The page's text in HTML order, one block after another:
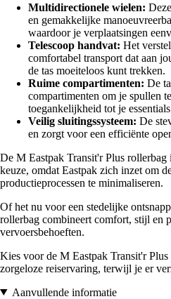
Multidirectionele wielen:
en gemakkelijke
waardoor je verplaatsingen
Telescoop handvat: Het
comfortabel transport dat aan
de tas moeiteloos kunt trekken.
Ruime compartimenten: De
compartimenten om je spullen
toegankelijkheid tot je
Veilig sluitingssysteem: De
en zorgt voor een efficiënte
De M Eastpak Transit'r Plus
keuze, omdat Eastpak zich inzet om
productieprocessen te minimaliseren.
Of het nu voor een stedelijke
rollerbag combineert comfort, stijl en
vervoersbehoeften.
Kies voor de M Eastpak Transit'r Plus
zorgeloze reiservaring, terwijl je er
Aanvullende informatie